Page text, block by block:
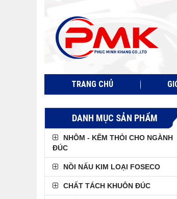
TRANG CHỦ
DANH MỤC SẢN PHẨM
NHÔM - KẼM THỎI CHO NGÀNH
ĐÚC
NỒI NẤU KIM LOẠI FOSECO
CHẤT TÁCH KHUÔN ĐÚC